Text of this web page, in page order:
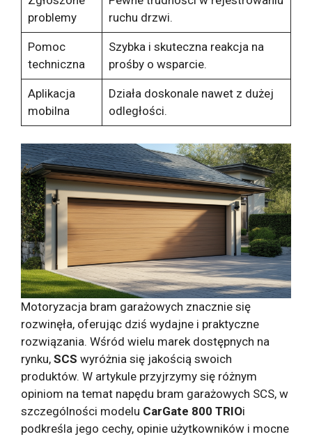
problemy
ruchu drzwi.
Pomoc
techniczna
Szybka i skuteczna reakcja na
prośby o wsparcie.
Aplikacja
mobilna
Działa doskonale nawet z dużej
odległości.
Motoryzacja bram garażowych znacznie się
rozwinęła, oferując dziś wydajne i praktyczne
rozwiązania. Wśród wielu marek dostępnych na
rynku, SCS wyróżnia się jakością swoich
produktów. W artykule przyjrzymy się różnym
opiniom na temat napędu bram garażowych SCS, w
szczególności modelu CarGate 800 TRIOi
podkreśla jego cechy, opinie użytkowników i mocne